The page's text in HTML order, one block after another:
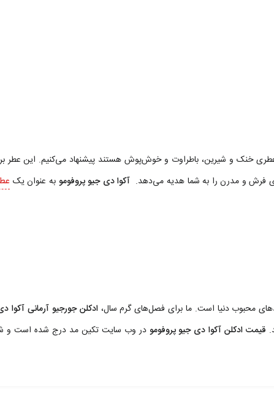
عطری خنک و شیرین، باطراوت و خوش‌پوش هستند پیشنهاد می‌کنیم. این عطر
فرش و مدرن را به شما هدیه می‌دهد. آکوا دی جیو پروفومو به عنوان یک
محبوب دنیا است. ما برای فصل‌های گرم سال،ادکلن جورجیو آرمانی آکوا
قیمت ادکلن آکوا دی جیو پروفومو در وب سایت تکین مد درج شده است و شما